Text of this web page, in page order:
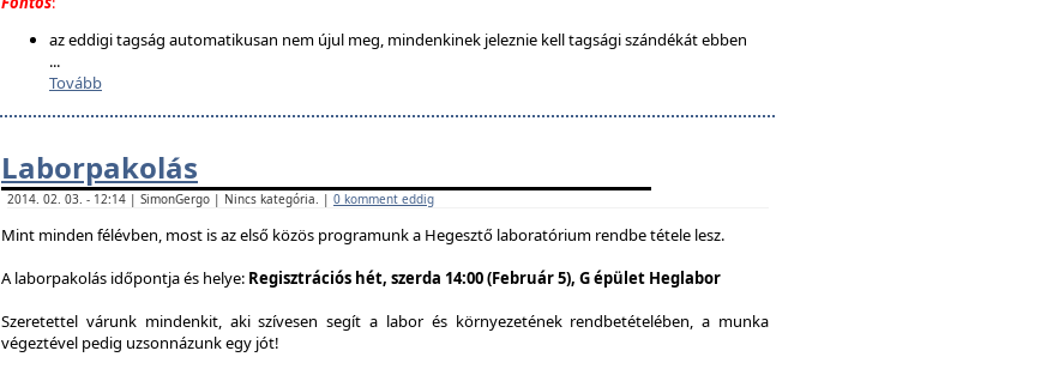
az eddigi tagság automatikusan nem újul meg, mindenkinek jeleznie kell tagsági szándékát ebben
...
Tovább
Laborpakolás
2014. 02. 03. - 12:14 | SimonGergo | Nincs kategória. | 0 komment eddig
Mint minden félévben, most is az első közös programunk a Hegesztő laboratórium rendbe tétele lesz.
A laborpakolás időpontja és helye: Regisztrációs hét, szerda 14:00 (Február 5), G épület Heglabor
Szeretettel várunk mindenkit, aki szívesen segít a labor és környezetének rendbetételében, a munka
végeztével pedig uzsonnázunk egy jót!